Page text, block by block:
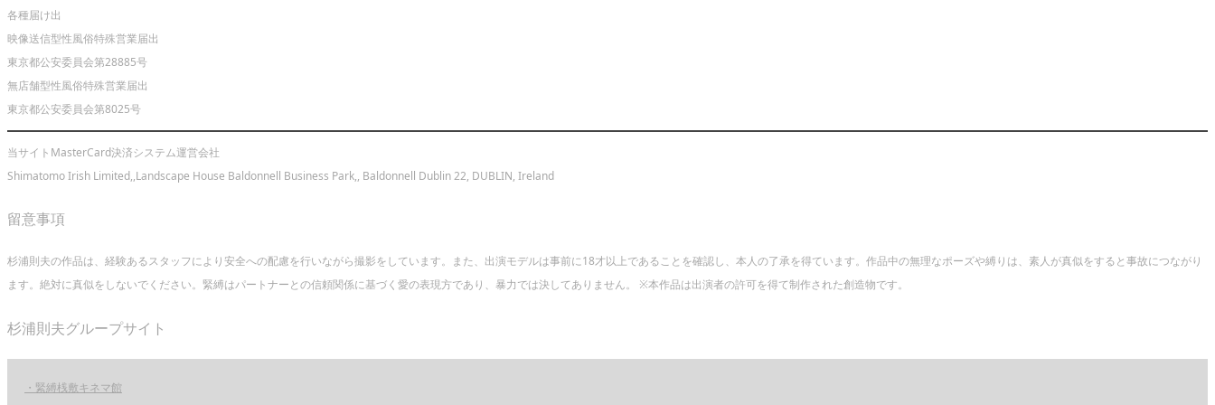
各種届け出
映像送信型性風俗特殊営業届出
東京都公安委員会第28885号
無店舗型性風俗特殊営業届出
東京都公安委員会第8025号
当サイトMasterCard決済システム運営会社
Shimatomo Irish Limited,,Landscape House Baldonnell Business Park,, Baldonnell Dublin 22, DUBLIN, Ireland
留意事項
杉浦則夫の作品は、経験あるスタッフにより安全への配慮を行いながら撮影をしています。また、出演モデルは事前に18才以上であることを確認し、本人の了承を得ています。作品中の無理なポーズや縛りは、素人が真似をすると事故につながり
ます。絶対に真似をしないでください。緊縛はパートナーとの信頼関係に基づく愛の表現方であり、暴力では決してありません。 ※本作品は出演者の許可を得て制作された創造物です。
杉浦則夫グループサイト
・緊縛桟敷キネマ館